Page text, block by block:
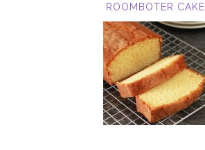
ROOMBOTER CAKE